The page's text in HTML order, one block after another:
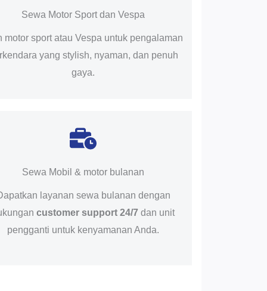
Sewa Motor Sport dan Vespa
motor sport atau Vespa untuk pengalaman
yang stylish, nyaman, dan penuh
gaya.
Sewa Mobil & motor bulanan
layanan sewa bulanan dengan
customer support 24/7 dan unit
pengganti untuk kenyamanan Anda.